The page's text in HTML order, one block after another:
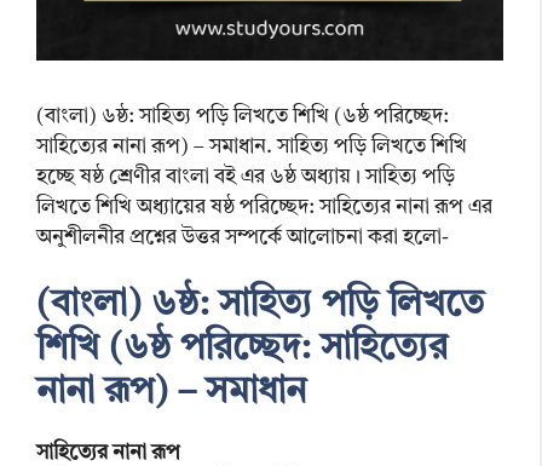
(বাংলা) ৬ষ্ঠ: সাহিত্য পড়ি লিখতে শিখি (৬ষ্ঠ পরিচ্ছেদ:
সাহিত্যের নানা রূপ) – সমাধান. সাহিত্য পড়ি লিখতে শিখি
হচ্ছে ষষ্ঠ শ্রেণীর বাংলা বই এর ৬ষ্ঠ অধ্যায়। সাহিত্য পড়ি
লিখতে শিখি অধ্যায়ের ষষ্ঠ পরিচ্ছেদ: সাহিত্যের নানা রূপ এর
অনুশীলনীর প্রশ্নের উত্তর সম্পর্কে আলোচনা করা হলো-
(বাংলা) ৬ষ্ঠ: সাহিত্য পড়ি লিখতে
শিখি (৬ষ্ঠ পরিচ্ছেদ: সাহিত্যের
নানা রূপ) – সমাধান
সাহিত্যের নানা রূপ